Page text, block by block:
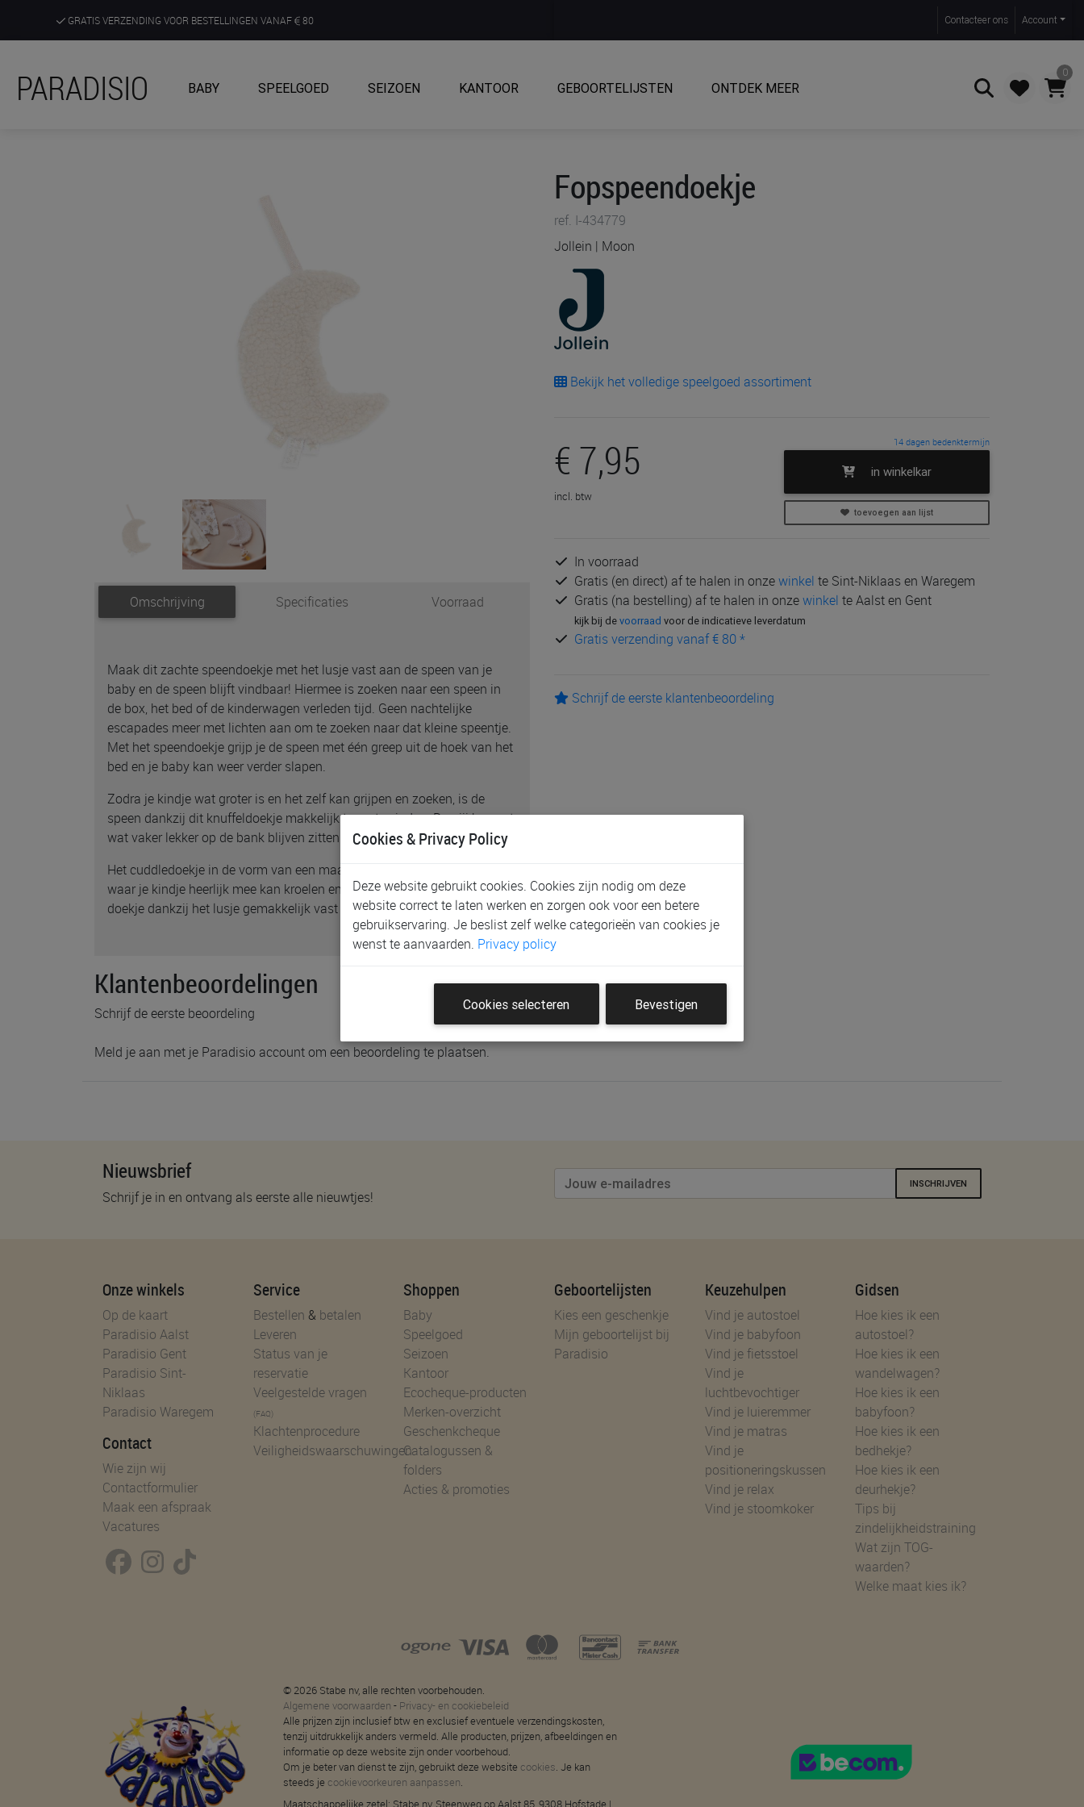
GRATIS VERZENDING VOOR BESTELLINGEN VANAF 80
ONTDEK, BELEEF EN KRIJG ADVIES IN ONZE WINKELS
Contacteer ons Account
PARADISIO BABY SPEELGOED SEIZOEN KANTOOR GEBOORTELIJSTEN ONTDEK MEER
0
Omschrijving Specificaties Voorraad
Maak dit zachte speendoekje met het lusje vast aan de speen van je
baby en de speen blijft vindbaar! Hiermee is zoeken naar een speen in
de box, het bed of de kinderwagen verleden tijd. Geen nachtelijke
escapades meer met lichten aan om te zoeken naar dat kleine speentje.
Met het speendoekje grijp je de speen met één greep uit de hoek van het
bed en je baby kan weer verder slapen.
Zodra je kindje wat groter is en het zelf kan grijpen en zoeken, is de
speen dankzij dit knuffeldoekje makkelijk terug te vinden. Dus jij kan net
wat vaker lekker op de bank blijven zitten of in bed blijven liggen. Enjoy!
Het cuddledoekje in de vorm van een maantje en is van zachte teddystof
waar je kindje heerlijk mee kan kroelen en knuffelen. Je knoopt het
doekje dankzij het lusje gemakkelijk vast aan het speentje.
Fopspeendoekje
ref. I-434779
Jollein | Moon
Bekijk het volledige speelgoed assortiment
€ 7,95
incl. btw
14 dagen bedenktermijn
in winkelkar
toevoegen aan lijst
In voorraad
Gratis (en direct) af te halen in onzewinkel te Sint-Niklaas en Waregem
Gratis (na bestelling) af te halen in onzewinkel te Aalst en Gent
kijk bij devoorraad voor de indicatieve leverdatum
Gratis verzending vanaf € 80 *
Schrijf de eerste klantenbeoordeling
Klantenbeoordelingen
Schrijf de eerste beoordeling
Meld je aan met je Paradisio account om een beoordeling te plaatsen.
Nieuwsbrief
Schrijf je in en ontvang als eerste alle nieuwtjes!
INSCHRIJVEN
Onze winkels
Op de kaart
Paradisio Aalst
Paradisio Gent
Paradisio Sint-
Niklaas
Paradisio Waregem
Contact
Wie zijn wij
Contactformulier
Maak een afspraak
Vacatures
Service
Bestellen & betalen
Leveren
Status van je
reservatie
Veelgestelde vragen
(FAQ)
Klachtenprocedure
Veiligheidswaarschuwingen
Shoppen
Baby
Speelgoed
Seizoen
Kantoor
Ecocheque-producten
Merken-overzicht
Geschenkcheque
Catalogussen &
folders
Acties & promoties
Geboortelijsten
Kies een geschenkje
Mijn geboortelijst bij
Paradisio
Keuzehulpen
Vind je autostoel
Vind je babyfoon
Vind je fietsstoel
Vind je
luchtbevochtiger
Vind je luieremmer
Vind je matras
Vind je
positioneringskussen
Vind je relax
Vind je stoomkoker
Gidsen
Hoe kies ik een
autostoel?
Hoe kies ik een
wandelwagen?
Hoe kies ik een
babyfoon?
Hoe kies ik een
bedhekje?
Hoe kies ik een
deurhekje?
Tips bij
zindelijkheidstraining
Wat zijn TOG-
waarden?
Welke maat kies ik?
© 2026 Stabe nv, alle rechten voorbehouden.
Algemene voorwaarden - Privacy- en cookiebeleid
Alle prijzen zijn inclusief btw en exclusief eventuele verzendingskosten,
tenzij uitdrukkelijk anders vermeld. Alle producten, prijzen, afbeeldingen en
informatie op deze website zijn onder voorbehoud.
Om je beter van dienst te zijn, gebruikt deze website cookies. Je kan
steeds je cookievoorkeuren aanpassen.
Cookies & Privacy Policy
Deze website gebruikt cookies. Cookies zijn nodig om deze
website correct te laten werken en zorgen ook voor een betere
gebruikservaring. Je beslist zelf welke categorieën van cookies je
wenst te aanvaarden. Privacy policy
Cookies selecteren Bevestigen